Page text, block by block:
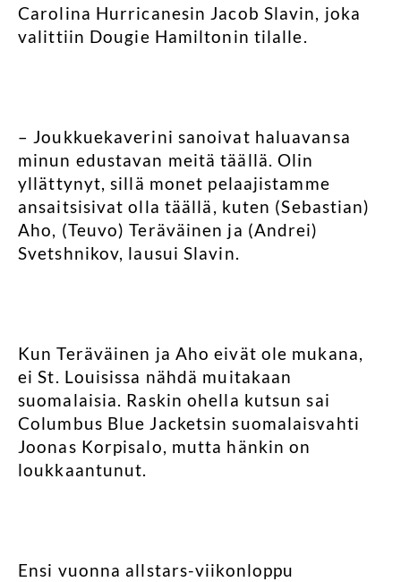
Carolina Hurricanesin Jacob Slavin, joka
valittiin Dougie Hamiltonin tilalle.
– Joukkuekaverini sanoivat haluavansa
minun edustavan meitä täällä. Olin
yllättynyt, sillä monet pelaajistamme
ansaitsisivat olla täällä, kuten (Sebastian)
Aho, (Teuvo) Teräväinen ja (Andrei)
Svetshnikov, lausui Slavin.
Kun Teräväinen ja Aho eivät ole mukana,
ei St. Louisissa nähdä muitakaan
suomalaisia. Raskin ohella kutsun sai
Columbus Blue Jacketsin suomalaisvahti
Joonas Korpisalo, mutta hänkin on
loukkaantunut.
Ensi vuonna allstars-viikonloppu